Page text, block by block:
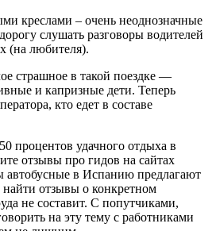
креслами – очень неоднозначные
слушать разговоры водителей
(на любителя).
страшное в такой поездке —
и капризные дети. Теперь
кто едет в составе
процентов удачного отдыха в
отзывы про гидов на сайтах
автобусные в Испанию предлагают
найти отзывы о конкретном
не составит. С попутчиками,
на эту тему с работниками